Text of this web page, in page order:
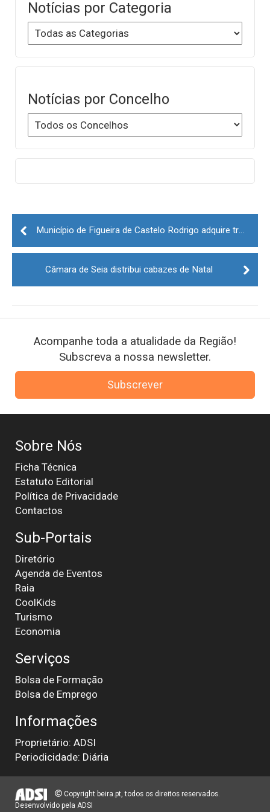
Notícias por Categoria
Notícias por Concelho
Post
navigation
Município de Figueira de Castelo Rodrigo adquire três veículos elétricos
Câmara de Seia distribui cabazes de Natal
Acompanhe toda a atualidade da Região!
Subscreva a nossa newsletter.
Subscrever
Sobre Nós
Ficha Técnica
Estatuto Editorial
Política de Privacidade
Contactos
Sub-Portais
Diretório
Agenda de Eventos
Raia
CoolKids
Turismo
Economia
Serviços
Bolsa de Formação
Bolsa de Emprego
Informações
Proprietário: ADSI
Periodicidade: Diária
Copyright beira.pt, todos os direitos reservados.
Desenvolvido pela ADSI